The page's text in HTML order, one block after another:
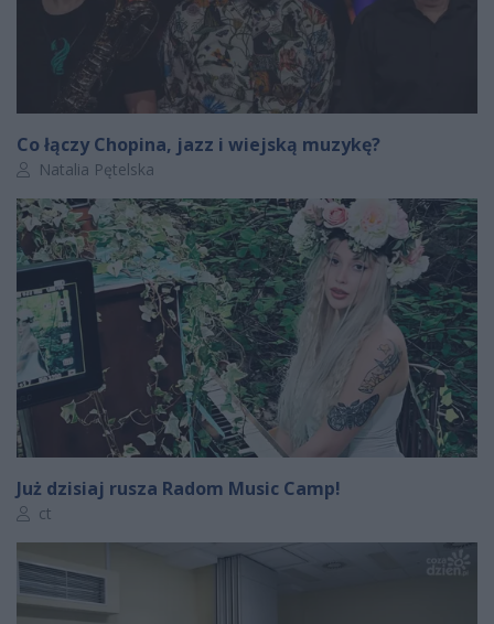
Co łączy Chopina, jazz i wiejską muzykę?
Autor artykułu:
Natalia Pętelska
Już dzisiaj rusza Radom Music Camp!
Autor artykułu:
ct